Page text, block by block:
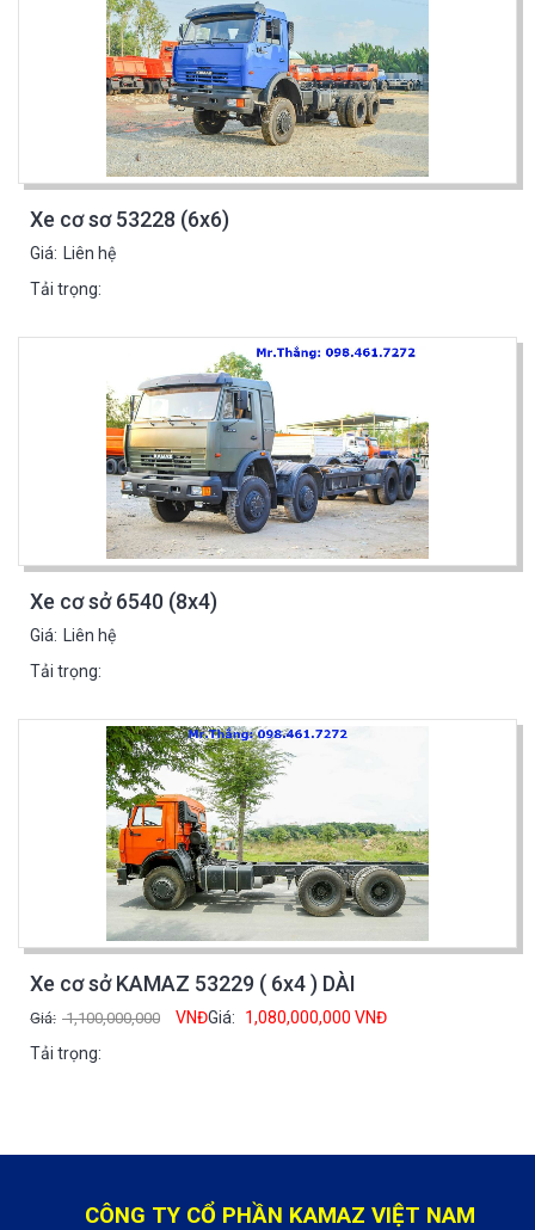
Xe cơ sơ 53228 (6x6)
Giá:
Liên hệ
Tải trọng:
Xe cơ sở 6540 (8x4)
Giá:
Liên hệ
Tải trọng:
Xe cơ sở KAMAZ 53229 ( 6x4 ) DÀI
Giá: 1,100,000,000 VNĐGiá: 1,080,000,000 VNĐ
Tải trọng:
CÔNG TY CỔ PHẦN KAMAZ VIỆT NAM